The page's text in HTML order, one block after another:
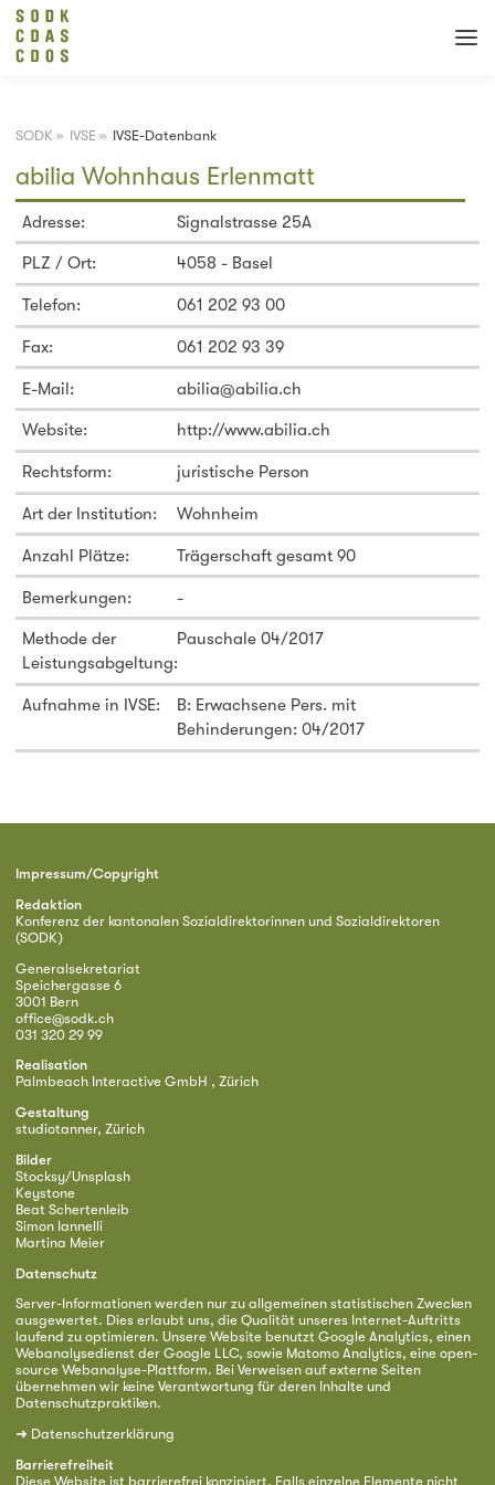
SODK » IVSE » IVSE-Datenbank
abilia Wohnhaus Erlenmatt
Adresse: Signalstrasse 25A
PLZ / Ort: 4058 - Basel
Telefon: 061 202 93 00
Fax: 061 202 93 39
E-Mail: abilia@abilia.ch
Website: http://www.abilia.ch
Rechtsform: juristische Person
Art der Institution: Wohnheim
Anzahl Plätze: Trägerschaft gesamt 90
Bemerkungen: -
Methode der
Leistungsabgeltung:
Pauschale 04/2017
Aufnahme in IVSE:
B: Erwachsene Pers. mit
Behinderungen: 04/2017
Impressum/Copyright
Redaktion
Konferenz der kantonalen Sozialdirektorinnen und Sozialdirektoren
(SODK)
Generalsekretariat
Speichergasse 6
3001 Bern
office@sodk.ch
031 320 29 99
Realisation
Palmbeach Interactive GmbH , Zürich
Gestaltung
studiotanner, Zürich
Bilder
Stocksy/Unsplash
Keystone
Beat Schertenleib
Simon Iannelli
Martina Meier
Datenschutz
Server-Informationen werden nur zu allgemeinen statistischen Zwecken
ausgewertet. Dies erlaubt uns, die Qualität unseres Internet-Auftritts
laufend zu optimieren. Unsere Website benutzt Google Analytics, einen
Webanalysedienst der Google LLC, sowie Matomo Analytics, eine open-
source Webanalyse-Plattform. Bei Verweisen auf externe Seiten
übernehmen wir keine Verantwortung für deren Inhalte und
Datenschutzpraktiken.
➜ Datenschutzerklärung
Barrierefreiheit
Diese Website ist barrierefrei konzipiert. Falls einzelne Elemente nicht